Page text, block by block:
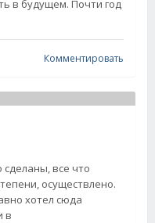
в будущем. Почти год
Комментировать
все что
осуществлено.
хотел сюда
в